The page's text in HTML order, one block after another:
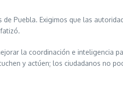
Puebla. Exigimos que las
la coordinación e inteligencia
y actúen; los ciudadanos no